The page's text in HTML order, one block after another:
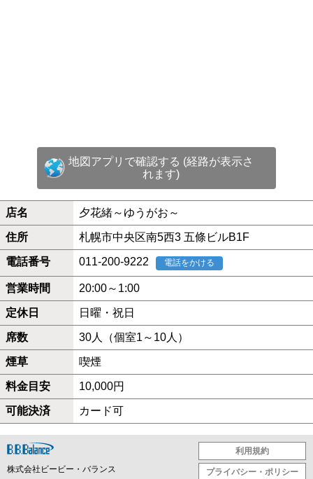
地図アプリで確認する (経路が表示さ
れます)
店名 夕花緒～ゆうがお～
住所 札幌市中央区南5西3 五條ビルB1F
電話番号 011-200-9222 電話をかける
営業時間 20:00～1:00
定休日 日曜・祝日
席数 30人（個室1～10人）
煙草 喫煙
料金目安 10,000円
可能決済 カード可
株式会社ビービー・バランス
利用規約
プライバシー・ポリシー